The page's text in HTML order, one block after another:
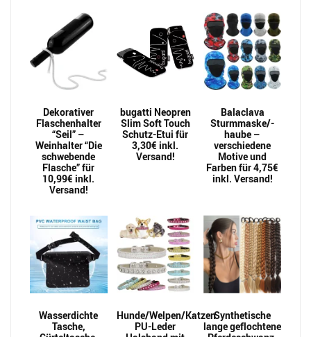
Dekorativer
Flaschenhalter
“Seil” –
Weinhalter “Die
schwebende
Flasche” für
10,99€ inkl.
Versand!
bugatti Neopren
Slim Soft Touch
Schutz-Etui für
3,30€ inkl.
Versand!
Balaclava
Sturmmaske/-
haube –
verschiedene
Motive und
Farben für 4,75€
inkl. Versand!
Wasserdichte
Tasche,
Hunde/Welpen/Katzen
PU-Leder
Synthetische
lange geflochtene